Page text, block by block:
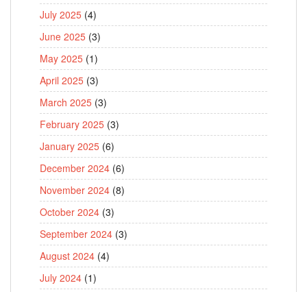
July 2025 (4)
June 2025 (3)
May 2025 (1)
April 2025 (3)
March 2025 (3)
February 2025 (3)
January 2025 (6)
December 2024 (6)
November 2024 (8)
October 2024 (3)
September 2024 (3)
August 2024 (4)
July 2024 (1)